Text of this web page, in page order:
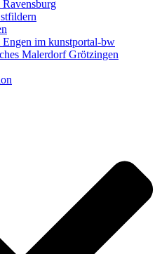
Engen im kunstportal-bw
Malerdorf Grötzingen